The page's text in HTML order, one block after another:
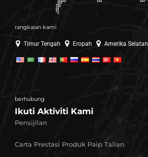
rangkaian kami
Timur Tengah Eropah Amerika Selatan
berhubung
Ikuti Aktiviti Kami
Pensijilan
Carta Prestasi Produk Paip Talian